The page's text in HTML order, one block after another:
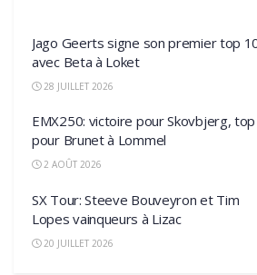
Jago Geerts signe son premier top
avec Beta à Loket
28 JUILLET 2026
EMX250: victoire pour Skovbjerg,
pour Brunet à Lommel
2 AOÛT 2026
SX Tour: Steeve Bouveyron et Tim
Lopes vainqueurs à Lizac
20 JUILLET 2026